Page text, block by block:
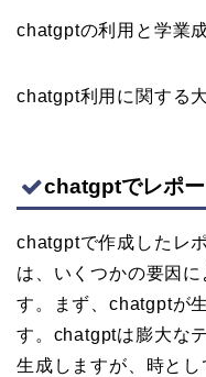
chatgptの利用と学業
chatgpt利用に関する
chatgptでレポ
chatgptで作成したレ
は、いくつかの要因
す。まず、chatgptが
す。chatgptは膨大な
生成しますが、時と